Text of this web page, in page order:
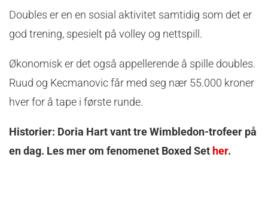
Doubles er en en sosial aktivitet samtidig som det er
god trening, spesielt på volley og nettspill.
Økonomisk er det også appellerende å spille doubles.
Ruud og Kecmanovic får med seg nær 55.000 kroner
hver for å tape i første runde.
Historier: Doria Hart vant tre Wimbledon-trofeer på
en dag. Les mer om fenomenet Boxed Set her.